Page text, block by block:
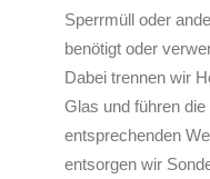
Sperrmüll oder
benötigt oder
Dabei trennen wir
Glas und führen
entsprechenden
entsorgen wir